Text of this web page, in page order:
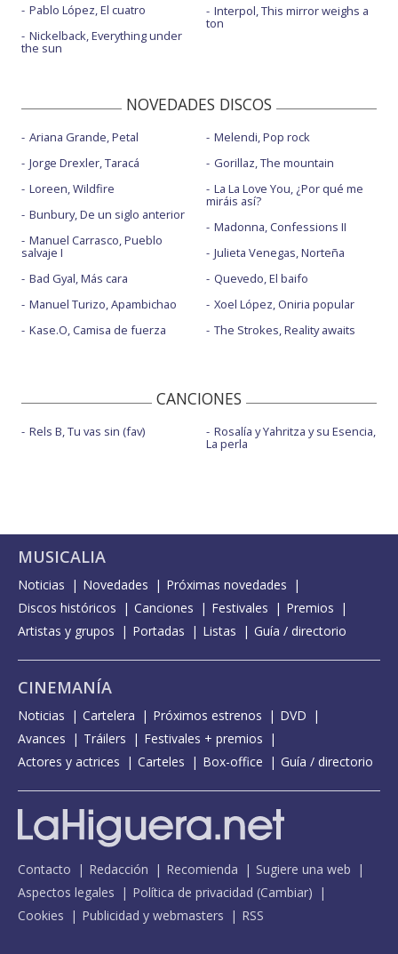
Pablo López, El cuatro
Nickelback, Everything under
the sun
Interpol, This mirror weighs a
ton
NOVEDADES DISCOS
Ariana Grande, Petal
Jorge Drexler, Taracá
Loreen, Wildfire
Bunbury, De un siglo anterior
Manuel Carrasco, Pueblo
salvaje I
Bad Gyal, Más cara
Manuel Turizo, Apambichao
Kase.O, Camisa de fuerza
Melendi, Pop rock
Gorillaz, The mountain
La La Love You, ¿Por qué me
miráis así?
Madonna, Confessions II
Julieta Venegas, Norteña
Quevedo, El baifo
Xoel López, Oniria popular
The Strokes, Reality awaits
CANCIONES
Rels B, Tu vas sin (fav) Rosalía y Yahritza y su Esencia,
La perla
MUSICALIA
Noticias Novedades
Próximas novedades
Discos históricos
Canciones Festivales
Premios
Artistas y grupos
Portadas Listas Guía / directorio
CINEMANÍA
Noticias Cartelera Próximos estrenos
DVD
Avances
Tráilers
Festivales + premios
Actores y actrices
Carteles Box-office Guía / directorio
Contacto Redacción Recomienda
Sugiere una web
Aspectos legales
Política de privacidad (Cambiar)
Cookies
Publicidad y webmasters RSS